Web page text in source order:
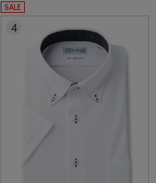
SALE
4